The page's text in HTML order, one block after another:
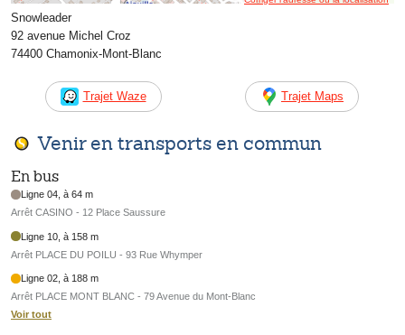
Snowleader
92 avenue Michel Croz
74400 Chamonix-Mont-Blanc
Trajet Waze Trajet Maps
Venir en transports en commun
En bus
Ligne 04, à 64 m
Arrêt CASINO - 12 Place Saussure
Ligne 10, à 158 m
Arrêt PLACE DU POILU - 93 Rue Whymper
Ligne 02, à 188 m
Arrêt PLACE MONT BLANC - 79 Avenue du Mont-Blanc
Voir tout